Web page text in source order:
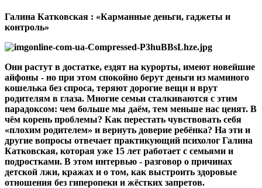
Галина Катковская : «Карманные деньги, гаджеты и
контроль»
Они растут в достатке, ездят на курорты, имеют новейшие
айфоны - но при этом спокойно берут деньги из маминого
кошелька без спроса, теряют дорогие вещи и врут
родителям в глаза. Многие семьи сталкиваются с этим
парадоксом: чем больше мы даём, тем меньше нас ценят. В
чём корень проблемы? Как перестать чувствовать себя
«плохим родителем» и вернуть доверие ребёнка? На эти и
другие вопросы отвечает практикующий психолог Галина
Катковская, которая уже 15 лет работает с семьями и
подростками. В этом интервью - разговор о причинах
детской лжи, кражах и о том, как выстроить здоровые
отношения без гиперопеки и жёстких запретов.